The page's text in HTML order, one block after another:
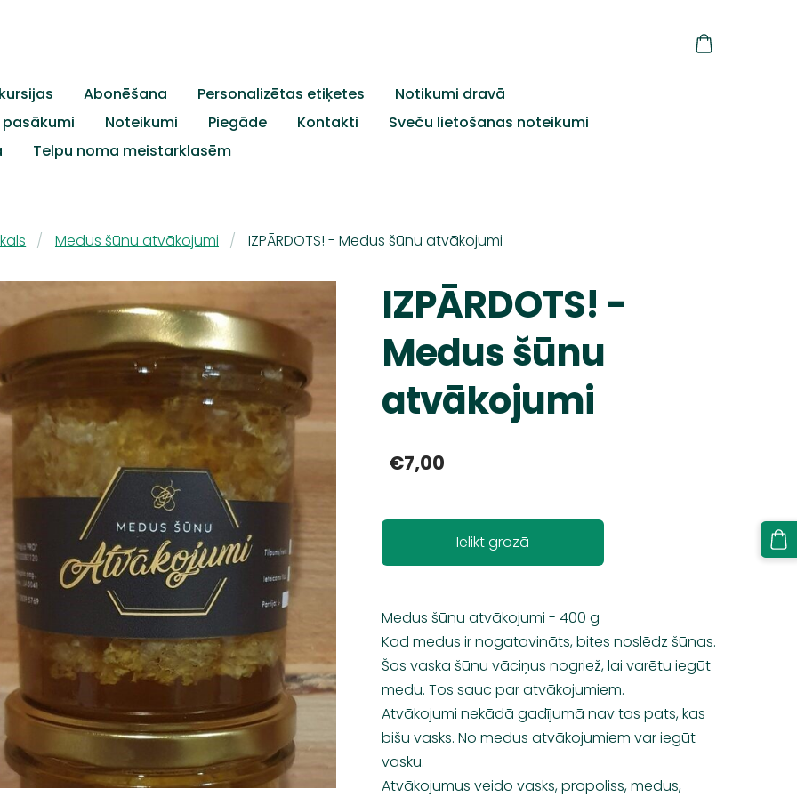
Abonēšana Personalizētas etiķetes
Notikumi dravā
pasākumi
Noteikumi Piegāde Kontakti
Sveču lietošanas noteikumi
Telpu noma meistarklasēm
Medus šūnu atvākojumi IZPĀRDOTS! - Medus šūnu atvākojumi
IZPĀRDOTS! -
Medus šūnu
atvākojumi
€7,00
Ielikt grozā
Medus šūnu atvākojumi - 400 g
Kad medus ir nogatavināts, bites noslēdz šūnas.
Šos vaska šūnu vāciņus nogriež, lai varētu iegūt
medu. Tos sauc par atvākojumiem.
Atvākojumi nekādā gadījumā nav tas pats, kas
bišu vasks. No medus atvākojumiem var iegūt
vasku.
Atvākojumus veido vasks, propoliss, medus,